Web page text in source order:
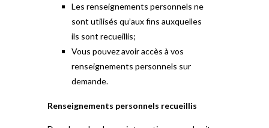
Les renseignements personnels ne
sont utilisés qu’aux fins auxquelles
ils sont recueillis;
Vous pouvez avoir accès à vos
renseignements personnels sur
demande.
Renseignements personnels recueillis